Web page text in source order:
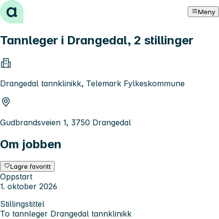
Hopp til innhold Meny
Tannleger i Drangedal, 2 stillinger
Drangedal tannklinikk, Telemark Fylkeskommune
Gudbrandsveien 1, 3750 Drangedal
Om jobben
Lagre favoritt
Oppstart
1. oktober 2026
Stillingstittel
To tannleger Drangedal tannklinikk